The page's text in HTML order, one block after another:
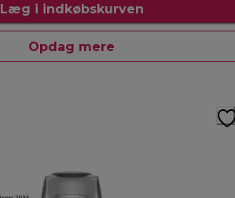
Læg i indkøbskurven
Opdag mere